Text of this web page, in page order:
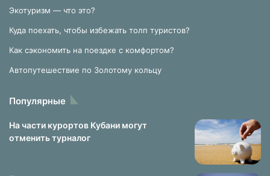
Экотуризм — что это?
Куда поехать, чтобы избежать толп туристов?
Как сэкономить на поездке с комфортом?
Автопутешествие по Золотому кольцу
Популярные
На части курортов Кубани могут
отменить турналог